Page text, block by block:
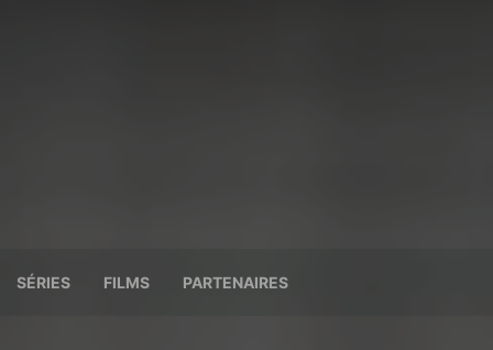
SÉRIES FILMS PARTENAIRES